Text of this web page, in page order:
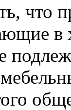
что
в